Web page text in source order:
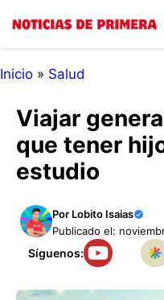
contenido
Inicio » Salud
Viajar
que tener
estudio
Por Lobito Isaias
Publicado el:
Síguenos: